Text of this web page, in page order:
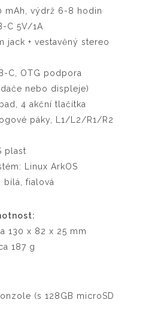
mAh, výdrž 6-8 hodin
C 5V/1A
jack + vestavěný stereo
C, OTG podpora
nebo displeje)
4 akční tlačítka
páky, L1/L2/R1/R2
plast
Linux ArkOS
bílá, fialová
130 x 82 x 25 mm
187 g
(s 128GB microSD